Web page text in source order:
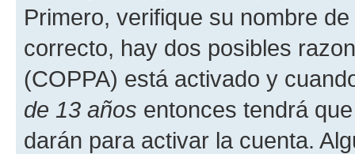
Primero, verifique su nombre
correcto, hay dos posibles
(COPPA) está activado y
de 13 años entonces tendrá
darán para activar la cuenta.